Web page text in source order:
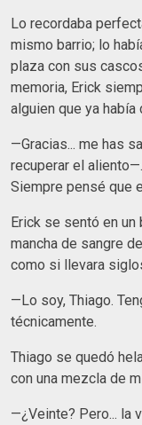
​Lo recordaba
mismo barrio; lo
plaza con sus
memoria, Erick
alguien que ya
​—Gracias... me has
recuperar el
Siempre pensé que
​Erick se sentó en
mancha de sangre
como si llevara
​—Lo soy, Thiago.
técnicamente.
​Thiago se quedó
con una mezcla de
​—¿Veinte? Pero... la